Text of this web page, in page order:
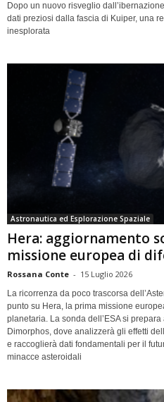
Dopo un nuovo risveglio
dati preziosi dalla fascia di Kuiper, una
inesplorata
Astronautica ed Esplorazione Spaziale
Hera: aggiornamento
missione europea di
Rossana Conte - 15 Luglio 2026
La ricorrenza da poco trascorsa
punto su Hera, la prima missione
planetaria. La sonda dell’ESA si
Dimorphos, dove analizzerà gli effetti
e raccoglierà dati fondamentali per il
minacce asteroidali